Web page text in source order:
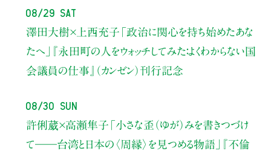
08/29 Sat
澤田大樹×上西充子 「政治に関心を持ち始めたあな
たへ」
『永田町の人をウォッチしてみた：よくわからない国
会議員の仕事』（カンゼン）刊行記念
08/30 Sun
許俐葳×高瀬隼子 「小さな歪（ゆが）みを書きつづけ
て――台湾と日本の〈周縁〉を見つめる物語」
『不倫